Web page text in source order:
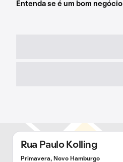
Entenda se é um bom negócio
Rua Paulo Kolling
Primavera, Novo Hamburgo